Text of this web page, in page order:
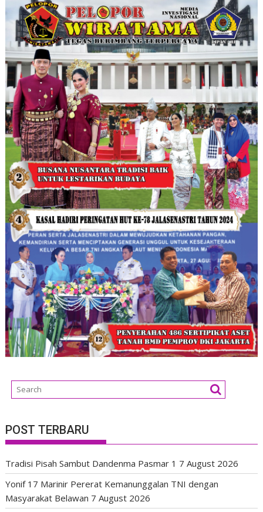
POST TERBARU
Tradisi Pisah Sambut Dandenma Pasmar 1 7 August 2026
Yonif 17 Marinir Pererat Kemanunggalan TNI dengan
Masyarakat Belawan 7 August 2026